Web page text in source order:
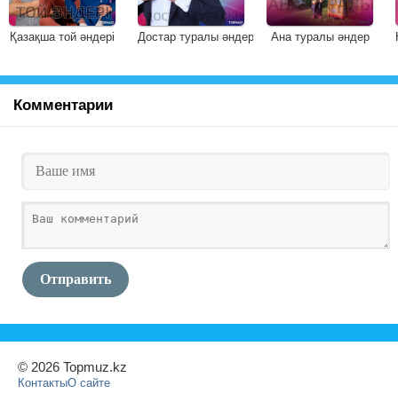
Қазақша той әндері Достар туралы әндер Ана туралы әндер
Комментарии
Отправить
© 2026 Topmuz.kz
КонтактыО сайте